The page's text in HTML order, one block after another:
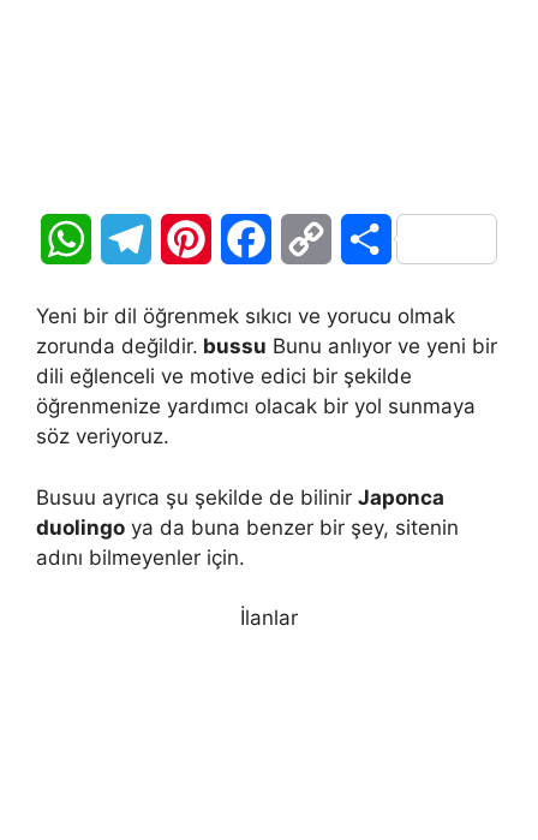
W
a
t
s
A
p
l
e
g
r
a
n
t
r
e
c
e
o
o
p
y
i
n
S
a
r
Yeni bir dil öğrenmek sıkıcı ve yorucu olmak
zorunda değildir. bussu Bunu anlıyor ve yeni bir
dili eğlenceli ve motive edici bir şekilde
öğrenmenize yardımcı olacak bir yol sunmaya
söz veriyoruz.
Busuu ayrıca şu şekilde de bilinir Japonca
duolingo ya da buna benzer bir şey, sitenin
adını bilmeyenler için.
İlanlar